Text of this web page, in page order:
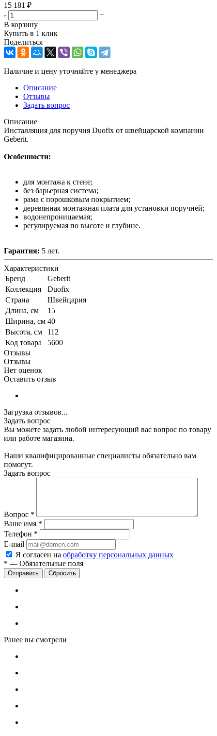
15 181 ₽
-
+
В корзину
Купить в 1 клик
Поделиться
Наличие и цену уточняйте у менеджера
Описание
Отзывы
Задать вопрос
Описание
Инсталляция для поручня Duofix от швейцарской компании
Geberit.
Особенности:
для монтажа к стене;
без барьерная система;
рама с порошковым покрытием;
деревянная монтажная плата для установки поручней;
водонепроницаемая;
регулируемая по высоте и глубине.
Гарантия: 5 лет.
Характеристики
Бренд
Geberit
Коллекция
Duofix
Страна
Швейцария
Длина, см
15
Ширина, см 40
Высота, см
112
Код товара
5600
Отзывы
Отзывы
Нет оценок
Оставить отзыв
Загрузка отзывов...
Задать вопрос
Вы можете задать любой интересующий вас вопрос по товару
или работе магазина.
Наши квалифицированные специалисты обязательно вам
помогут.
Задать вопрос
Вопрос *
Ваше имя *
Телефон *
E-mail
Я согласен на обработку персональных данных
* — Обязательные поля
Сбросить
Ранее вы смотрели